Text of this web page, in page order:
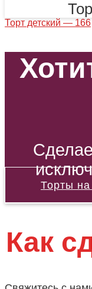
Торт детский — 166
Торты на
Как